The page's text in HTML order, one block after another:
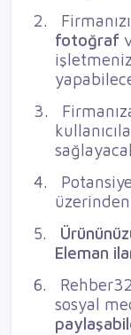
2.
fotoğraf
3.
4.
5.
Eleman
6.
sosyal